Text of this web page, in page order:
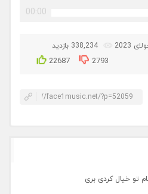
00:00
338,234 بازدید
22687 2793
تو خیال کردی بری